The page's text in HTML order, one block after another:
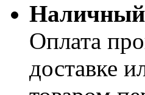
Наличный
Оплата
доставке